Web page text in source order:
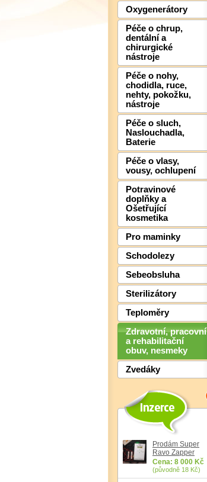
Oxygenerátory
Péče o chrup,
dentální a
chirurgické
nástroje
Péče o nohy,
chodidla, ruce,
nehty, pokožku,
nástroje
Péče o sluch,
Naslouchadla,
Baterie
Péče o vlasy,
vousy, ochlupení
Potravinové
doplňky a
Ošetřující
kosmetika
Pro maminky
Schodolezy
Sebeobsluha
Sterilizátory
Teploměry
Zdravotní, pracovní
a rehabilitační
obuv, nesmeky
Zvedáky
Prodám Super
Ravo Zapper
Cena: 8 000 Kč
(původně 18 Kč)